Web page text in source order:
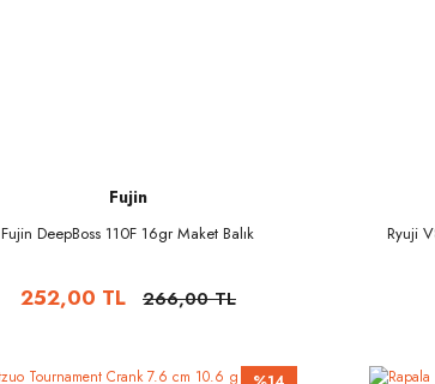
Fujin
Fujin DeepBoss 110F 16gr Maket Balık
252,00 TL 266,00 TL
Ryuji